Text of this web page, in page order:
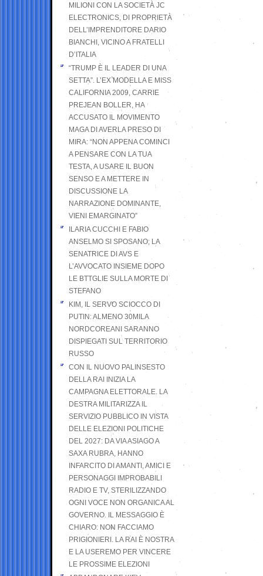
MILIONI CON LA SOCIETÀ JC
ELECTRONICS, DI PROPRIETÀ
DELL’IMPRENDITORE DARIO
BIANCHI, VICINO A FRATELLI
D’ITALIA
“TRUMP È IL LEADER DI UNA
SETTA”. L’EX MODELLA E MISS
CALIFORNIA 2009, CARRIE
PREJEAN BOLLER, HA
ACCUSATO IL MOVIMENTO
MAGA DI AVERLA PRESO DI
MIRA: “NON APPENA COMINCI
A PENSARE CON LA TUA
TESTA, A USARE IL BUON
SENSO E A METTERE IN
DISCUSSIONE LA
NARRAZIONE DOMINANTE,
VIENI EMARGINATO”
ILARIA CUCCHI E FABIO
ANSELMO SI SPOSANO; LA
SENATRICE DI AVS E
L’AVVOCATO INSIEME DOPO
LE BTTGLIE SULLA MORTE DI
STEFANO
KIM, IL SERVO SCIOCCO DI
PUTIN: ALMENO 30MILA
NORDCOREANI SARANNO
DISPIEGATI SUL TERRITORIO
RUSSO
CON IL NUOVO PALINSESTO
DELLA RAI INIZIA LA
CAMPAGNA ELETTORALE. LA
DESTRA MILITARIZZA IL
SERVIZIO PUBBLICO IN VISTA
DELLE ELEZIONI POLITICHE
DEL 2027: DA VIA ASIAGO A
SAXA RUBRA, HANNO
INFARCITO DI AMANTI, AMICI E
PERSONAGGI IMPROBABILI
RADIO E TV, STERILIZZANDO
OGNI VOCE NON ORGANICA AL
GOVERNO. IL MESSAGGIO È
CHIARO: NON FACCIAMO
PRIGIONIERI. LA RAI È NOSTRA
E LA USEREMO PER VINCERE
LE PROSSIME ELEZIONI